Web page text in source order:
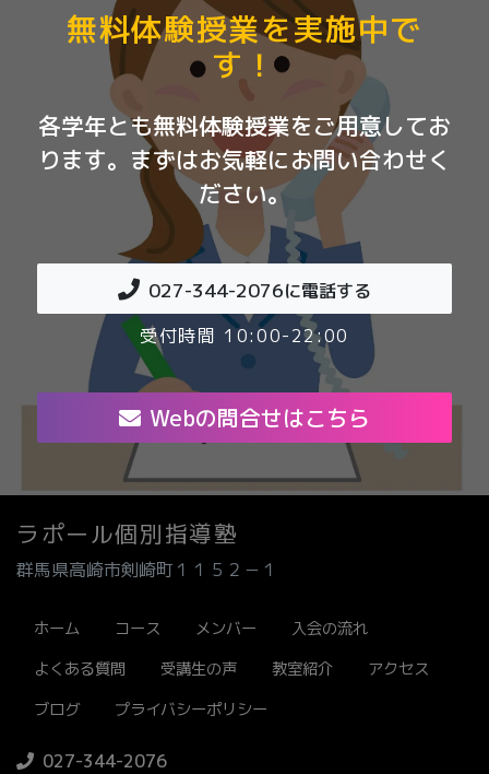
無料体験授業を実施中で
す！
各学年とも無料体験授業をご用意してお
ります。まずはお気軽にお問い合わせく
ださい。
027-344-2076に電話する
受付時間 10:00-22:00
Webの問合せはこちら
ラポール個別指導塾
群馬県高崎市剣崎町１１５２－１
ホーム コース メンバー
入会の流れ
よくある質問
受講生の声 教室紹介
アクセス
ブログ
プライバシーポリシー
027-344-2076